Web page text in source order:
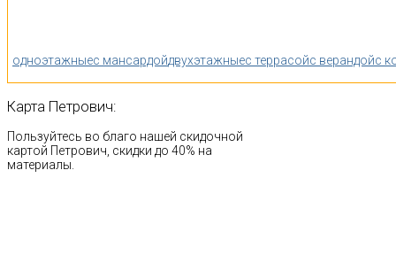
одноэтажныес мансардойдвухэтажныес террасойс верандойс
Карта Петрович:
Пользуйтесь во благо нашей скидочной
картой Петрович, скидки до 40% на
материалы.